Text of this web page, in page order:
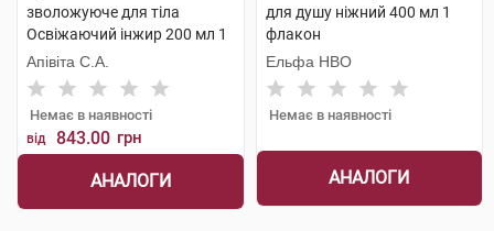
зволожуюче для тіла
Освіжаючий інжир 200 мл 1
флакон
Апівіта С.А.
Немає в наявності
від 843.00 грн
АНАЛОГИ
для душу ніжний 400 мл 1
флакон
Ельфа НВО
Немає в наявності
АНАЛОГИ